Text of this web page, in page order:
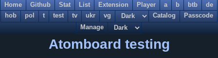
Home Github Stat List Extension Player a b btb
de
hob
pol t test tv ukr vg Catalog
Passcode
Manage
Atomboard testing